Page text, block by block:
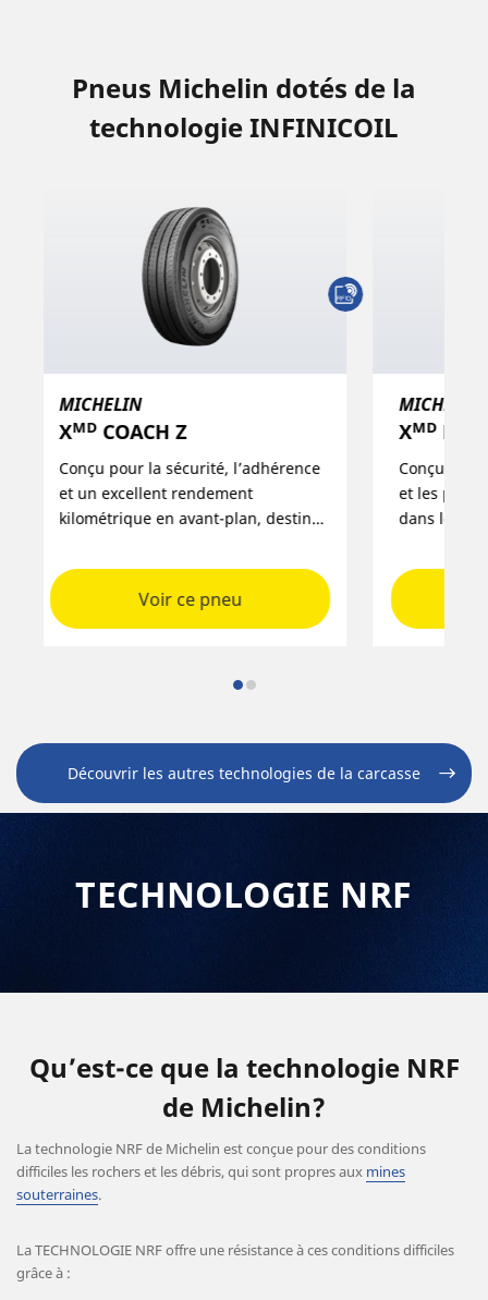
Pneus Michelin dotés de la
technologie INFINICOIL
MICHELIN
Xᴹᴰ COACH Z
Conçu pour la sécurité, l’adhérence
et un excellent rendement
kilométrique en avant-plan, destiné
qui font des trajets longues
distances et régionaux.
Voir ce pneu
Xᴹᴰ
Conçu
et les
dans les
transport
Découvrir les autres technologies de la carcasse
TECHNOLOGIE NRF
Qu’est-ce que la technologie NRF
de Michelin?
La technologie NRF de Michelin est conçue pour des conditions
difficiles les rochers et les débris, qui sont propres aux mines
souterraines.
La TECHNOLOGIE NRF offre une résistance à ces conditions difficiles
grâce à :